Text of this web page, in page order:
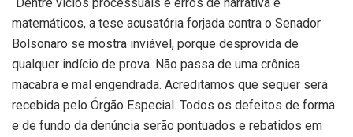
matemáticos, a tese acusatória forjada contra o Senador
Bolsonaro se mostra inviável, porque desprovida de
qualquer indício de prova. Não passa de uma crônica
macabra e mal engendrada. Acreditamos que sequer será
recebida pelo Órgão Especial. Todos os defeitos de forma
e de fundo da denúncia serão pontuados e rebatidos em